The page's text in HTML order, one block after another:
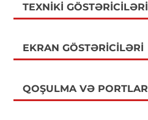
TEXNIKI GÖSTƏRICILƏRI
EKRAN GÖSTƏRICILƏRI
QOŞULMA VƏ PORTLAR